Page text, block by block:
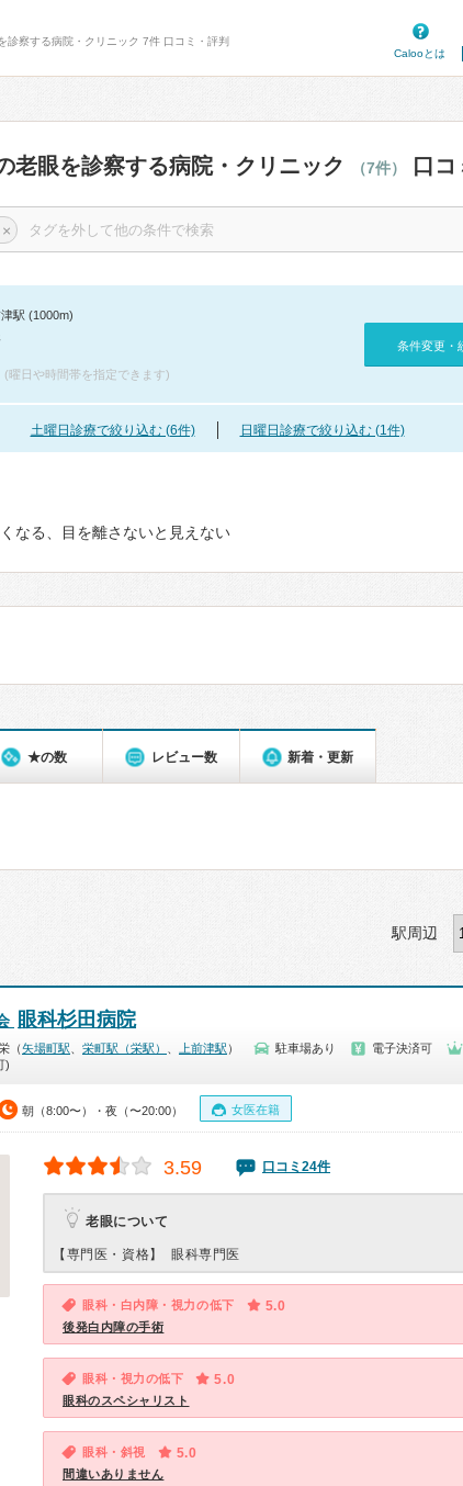
診察する病院・クリニック 7件 口コミ・評判
Calooとは
老眼を診察する病院・クリニック （7件） 口
×
津駅 (1000m)
(曜日や時間帯を指定できます)
条件変更・
土曜日診療で絞り込む (6件) 日曜日診療で絞り込む (1件)
なる、目を離さないと見えない
★の数 レビュー数 新着・更新
駅周辺
眼科杉田病院
（矢場町駅 栄町駅（栄駅） 上前津駅 ） 駐車場あり
電子決済可
)
朝（8:00〜）・夜（〜20:00） 女医在籍
3.59 口コミ24件
老眼について
【専門医・資格】 眼科専門医
眼科・白内障・視力の低下 5.0
後発白内障の手術
眼科・視力の低下 5.0
眼科のスペシャリスト
眼科・斜視 5.0
間違いありません